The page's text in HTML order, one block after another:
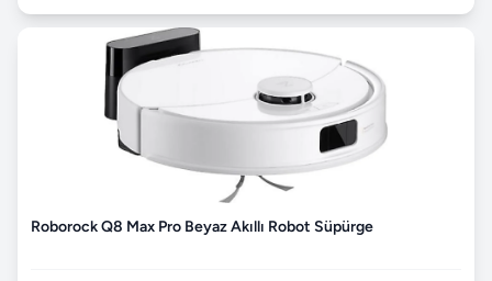
Roborock Q8 Max Pro Beyaz Akıllı Robot Süpürge